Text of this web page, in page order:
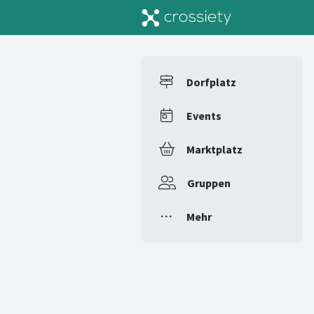
Dorfplatz
Events
Marktplatz
Gruppen
Mehr